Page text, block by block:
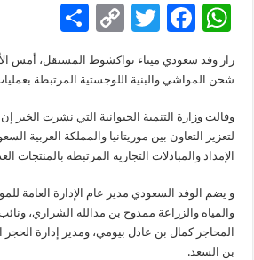
W
at
sA
p
p
F
ac
e
o
o
k
T
wi
tt
er
C
o
p
y
Li
n
k
h
ar
زار وفد سعودي ميناء نواكشوط المستقل، أمس
شحن المواشي والبنية اللوجستية المرتبطة
وقالت وزارة التنمية الحيوانية التي نشرت الخبر
لتعزيز التعاون بين موريتانيا والمملكة العربية
الإمداد والمبادلات التجارية المرتبطة بالمنتجات
و يضم الوفد السعودي مدير عام الإدارة العامة
والمياه والزراعة ممدوح بن مدالله الشراري،
المحاجر كمال بن عادل بيومي، ومدير إدارة
بن السعد.